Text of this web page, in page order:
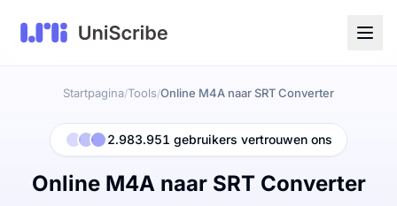
Startpagina/Tools/Online M4A naar SRT Converter
2.983.951 gebruikers vertrouwen ons
Online M4A naar SRT Converter